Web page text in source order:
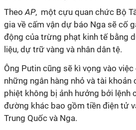
TheoAP, một cựu quan chức Bộ
gia về cấm vận dự báo Nga sẽ cố
động của trừng phạt kinh tế bằng
liệu, dự trữ vàng và nhân dân tệ.
Ông Putin cũng sẽ kì vọng vào
những ngân hàng nhỏ và tài khoản
phiệt không bị ảnh hưởng bởi lệnh
đường khác bao gồm tiền điện tử
Trung Quốc và Nga.